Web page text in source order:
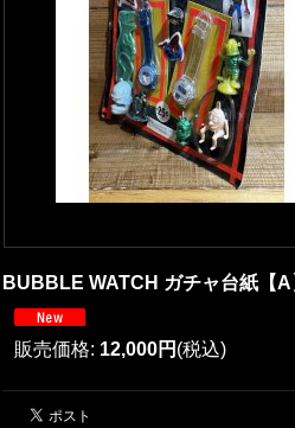
BUBBLE WATCH ガチャ台紙【A
販売価格: 12,000円 (税込)